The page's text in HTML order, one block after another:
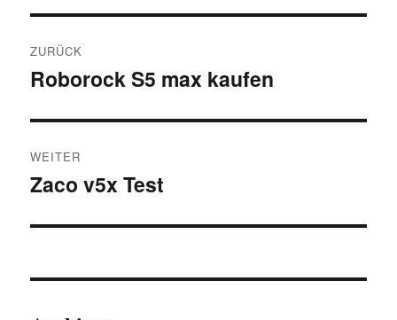
ZURÜCK
Vorheriger
Roborock S5 max kaufen
WEITER
Nächster
Zaco v5x Test